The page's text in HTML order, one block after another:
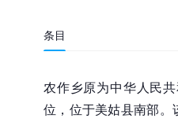
条目
农作乡原为中华人民
位，位于美姑县南部。